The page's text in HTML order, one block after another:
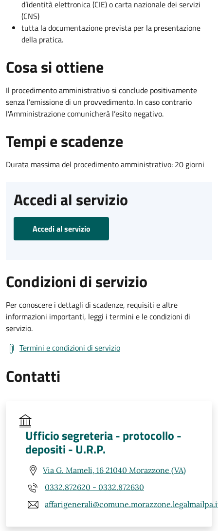
d’identità elettronica (CIE) o carta nazionale dei servizi
(CNS)
tutta la documentazione prevista per la presentazione
della pratica.
Cosa si ottiene
Il procedimento amministrativo si conclude positivamente
senza l’emissione di un provvedimento. In caso contrario
l’Amministrazione comunicherà l’esito negativo.
Tempi e scadenze
Durata massima del procedimento amministrativo: 20 giorni
Accedi al servizio
Accedi al servizio
Condizioni di servizio
Per conoscere i dettagli di scadenze, requisiti e altre
informazioni importanti, leggi i termini e le condizioni di
servizio.
Termini e condizioni di servizio
Contatti
Ufficio segreteria - protocollo -
depositi - U.R.P.
Via G. Mameli, 16 21040 Morazzone (VA)
0332.872620 - 0332.872630